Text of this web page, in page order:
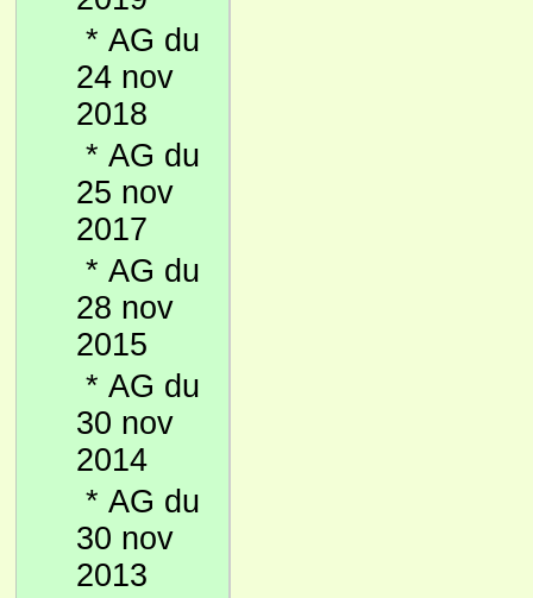
* AG du
24 nov
2018
* AG du
25 nov
2017
* AG du
28 nov
2015
* AG du
30 nov
2014
* AG du
30 nov
2013